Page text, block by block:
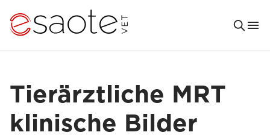
Tierärztliche MRT
klinische Bilder